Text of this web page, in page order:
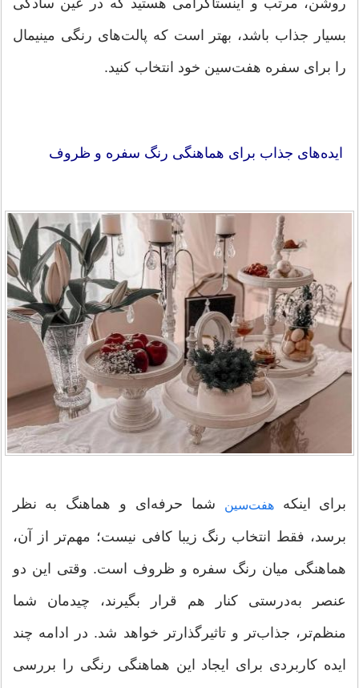
روشن، مرتب و اینستاگرامی هستید که در عین سادگی
بسیار جذاب باشد، بهتر است که پالت‌های رنگی مینیمال
را برای سفره هفت‌سین خود انتخاب کنید.
ایده‌های جذاب برای هماهنگی رنگ سفره و ظروف
برای اینکههفت‌سین شما حرفه‌ای و هماهنگ به نظر
برسد، فقط انتخاب رنگ زیبا کافی نیست؛ مهم‌تر از آن،
هماهنگی میان رنگ سفره و ظروف است. وقتی این دو
عنصر به‌درستی کنار هم قرار بگیرند، چیدمان شما
منظم‌تر، جذاب‌تر و تاثیرگذارتر خواهد شد. در ادامه چند
ایده کاربردی برای ایجاد این هماهنگی رنگی را بررسی